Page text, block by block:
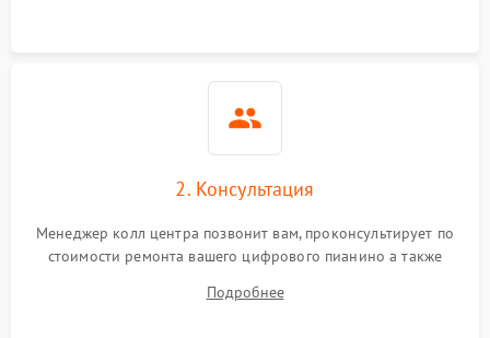
2. Консультация
Менеджер колл центра позвонит вам, проконсультирует по
стоимости ремонта вашего цифрового пианино а также
Подробнее